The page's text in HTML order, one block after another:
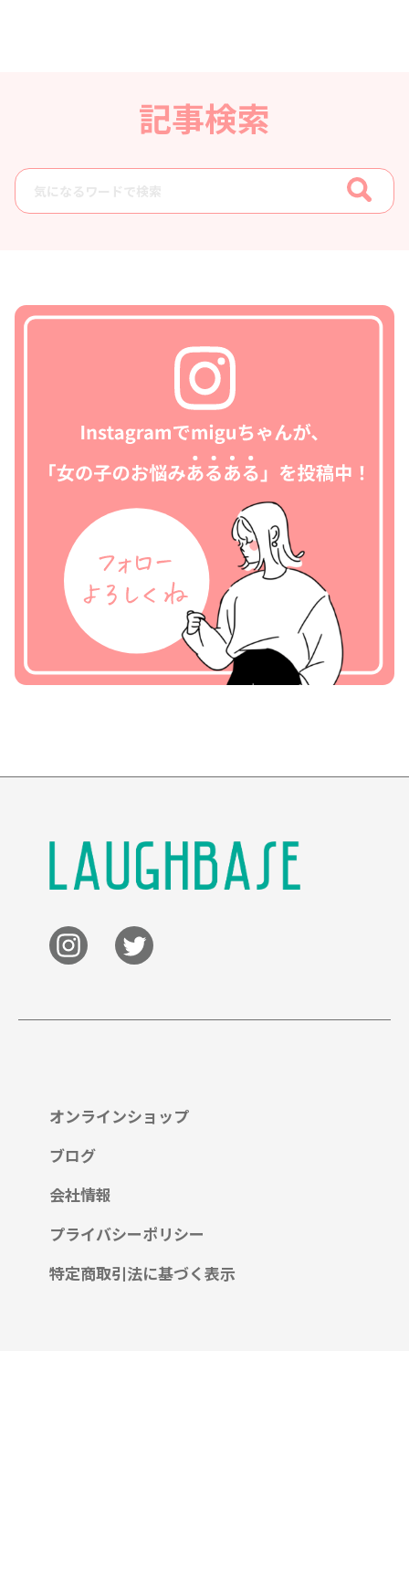
記事検索
オンラインショップ
ブログ
会社情報
プライバシーポリシー
特定商取引法に基づく表示